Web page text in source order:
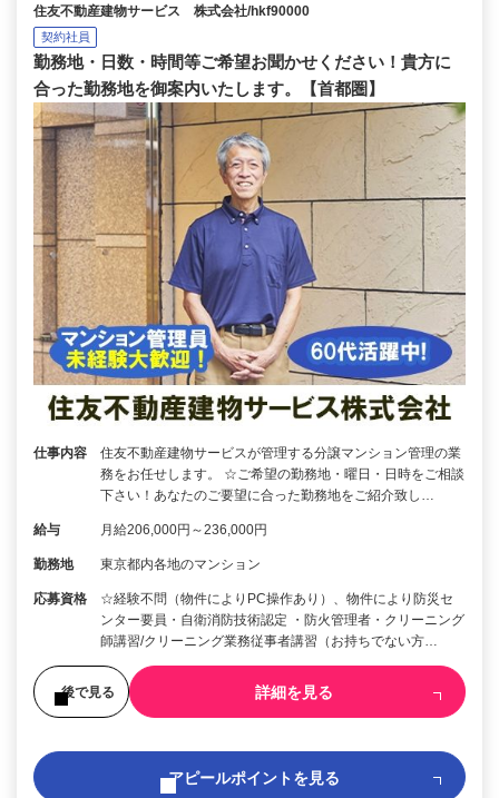
住友不動産建物サービス 株式会社/hkf90000
契約社員
勤務地・日数・時間等ご希望お聞かせください！貴方に
合った勤務地を御案内いたします。【首都圏】
仕事内容
住友不動産建物サービスが管理する分譲マンション管理の業
務をお任せします。 ☆ご希望の勤務地・曜日・日時をご相談
下さい！あなたのご要望に合った勤務地をご紹介致し…
給与 月給206,000円～236,000円
勤務地 東京都内各地のマンション
応募資格
☆経験不問（物件によりPC操作あり）、物件により防災セ
ンター要員・自衛消防技術認定 ・防火管理者・クリーニング
師講習/クリーニング業務従事者講習（お持ちでない方…
後で見る 詳細を見る
アピールポイントを見る